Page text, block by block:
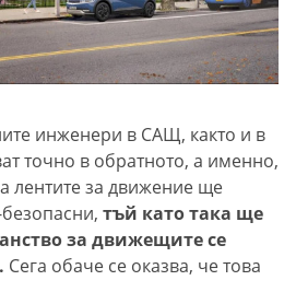
инженери в САЩ, както и в
точно в обратното, а именно,
лентите за движение ще
тъй като така ще
за движещите се
Сега обаче се оказва, че това